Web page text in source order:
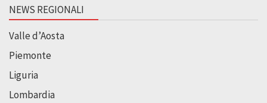
NEWS REGIONALI
Valle d’Aosta
Piemonte
Liguria
Lombardia